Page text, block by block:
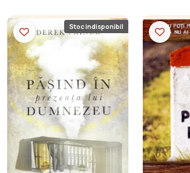
Stoc indisponibil